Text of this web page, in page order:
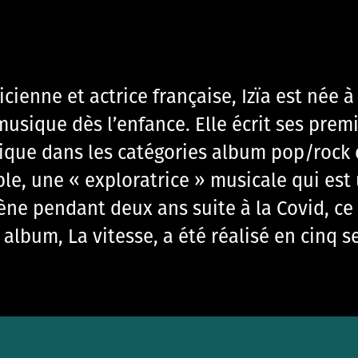
et actrice française, Izïa est née
dès l’enfance. Elle écrit ses
dans les catégories album pop/rock
une « exploratrice » musicale qui est
pendant deux ans suite à la Covid,
La vitesse, a été réalisé en cinq